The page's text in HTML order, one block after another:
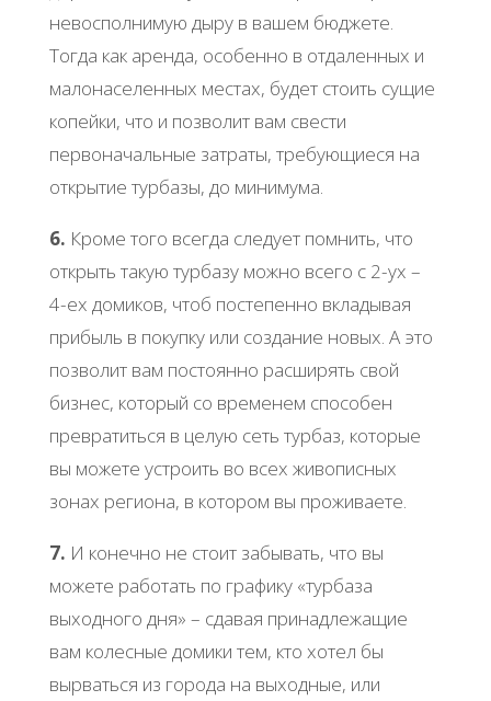
невосполнимую дыру в вашем бюджете.
Тогда как аренда, особенно в отдаленных и
малонаселенных местах, будет стоить сущие
копейки, что и позволит вам свести
первоначальные затраты, требующиеся на
открытие турбазы, до минимума.
6. Кроме того всегда следует помнить, что
открыть такую турбазу можно всего с 2-ух –
4-ех домиков, чтоб постепенно вкладывая
прибыль в покупку или создание новых. А это
позволит вам постоянно расширять свой
бизнес, который со временем способен
превратиться в целую сеть турбаз, которые
вы можете устроить во всех живописных
зонах региона, в котором вы проживаете.
7. И конечно не стоит забывать, что вы
можете работать по графику «турбаза
выходного дня» – сдавая принадлежащие
вам колесные домики тем, кто хотел бы
вырваться из города на выходные, или